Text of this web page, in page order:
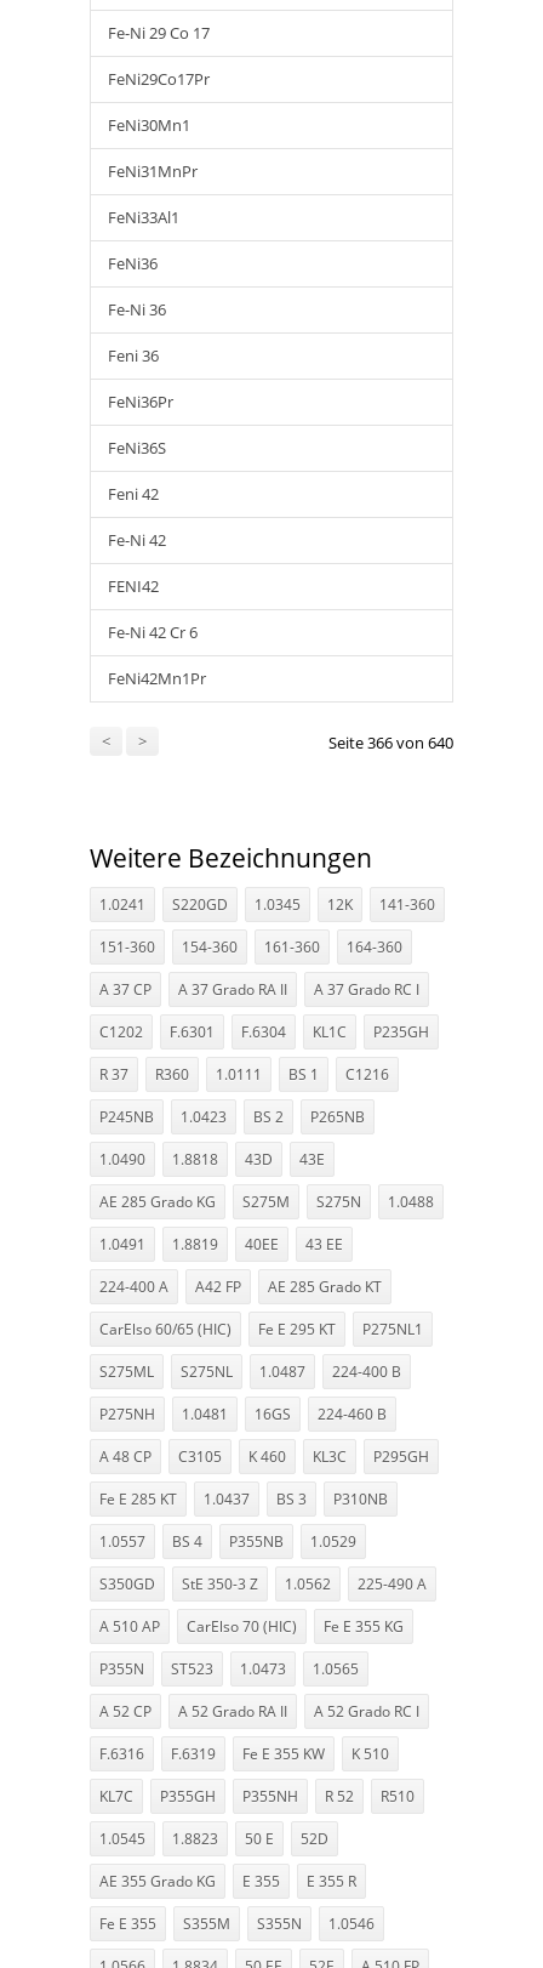
Fe-Ni 29 Co 17
FeNi29Co17Pr
FeNi30Mn1
FeNi31MnPr
FeNi33Al1
FeNi36
Fe-Ni 36
Feni 36
FeNi36Pr
FeNi36S
Feni 42
Fe-Ni 42
FENI42
Fe-Ni 42 Cr 6
FeNi42Mn1Pr
< > Seite 366 von 640
Weitere Bezeichnungen
1.0241 S220GD 1.0345 12K 141-360
151-360 154-360 161-360 164-360
A 37 CP A 37 Grado RA II A 37 Grado RC I
C1202 F.6301 F.6304 KL1C P235GH
R 37 R360 1.0111 BS 1 C1216
P245NB 1.0423 BS 2 P265NB
1.0490 1.8818 43D 43E
AE 285 Grado KG S275M S275N 1.0488
1.0491 1.8819 40EE 43 EE
224-400 A A42 FP AE 285 Grado KT
CarElso 60/65 (HIC) Fe E 295 KT P275NL1
S275ML S275NL 1.0487 224-400 B
P275NH 1.0481 16GS 224-460 B
A 48 CP C3105 K 460 KL3C P295GH
Fe E 285 KT 1.0437 BS 3 P310NB
1.0557 BS 4 P355NB 1.0529
S350GD StE 350-3 Z 1.0562 225-490 A
A 510 AP CarElso 70 (HIC) Fe E 355 KG
P355N ST523 1.0473 1.0565
A 52 CP A 52 Grado RA II A 52 Grado RC I
F.6316 F.6319 Fe E 355 KW K 510
KL7C P355GH P355NH R 52 R510
1.0545 1.8823 50 E 52D
AE 355 Grado KG E 355 E 355 R
Fe E 355 S355M S355N 1.0546